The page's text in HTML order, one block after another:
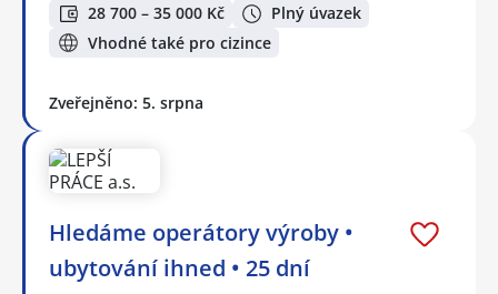
28 700 – 35 000 Kč
Plný úvazek
Vhodné také pro cizince
Zveřejněno: 5. srpna
Hledáme operátory výroby •
ubytování ihned • 25 dní